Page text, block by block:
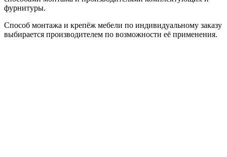
фурнитуры.
Способ монтажа и крепёж мебели по индивидуальному заказу
выбирается производителем по возможности её применения.